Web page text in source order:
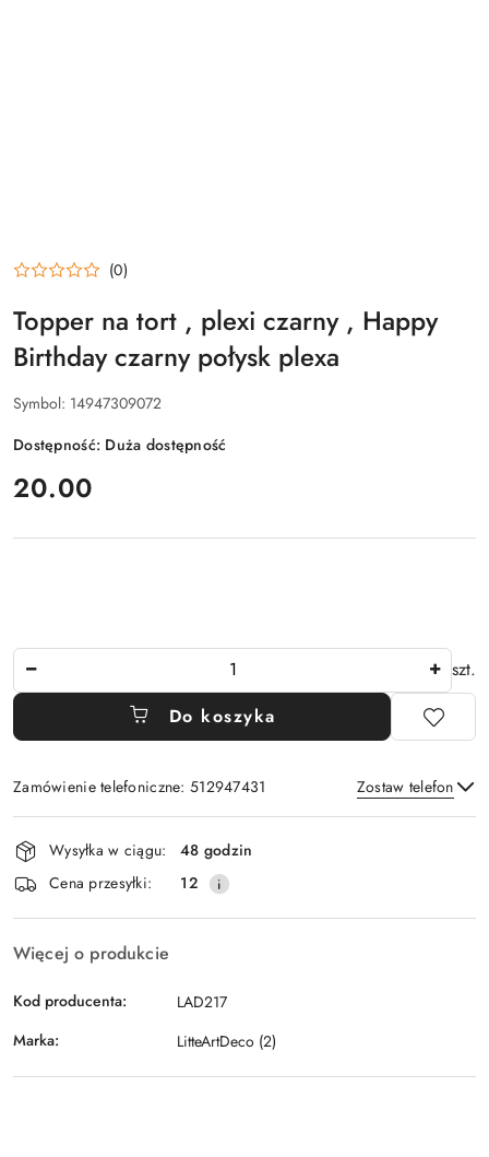
(0)
Topper na tort , plexi czarny , Happy
Birthday czarny połysk plexa
Symbol: 14947309072
Dostępność: Duża dostępność
cena:
20.00
szt.
Do koszyka
Zamówienie telefoniczne: 512947431 Zostaw telefon
Wyślij
Dostępność
i
dostawa
Wysyłka w ciągu:
48 godzin
Cena przesyłki:
12
Więcej o produkcie
Kod producenta:
LAD217
Marka:
LitteArtDeco (2)